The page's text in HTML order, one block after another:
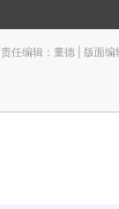
责任编辑：董德 | 版面编